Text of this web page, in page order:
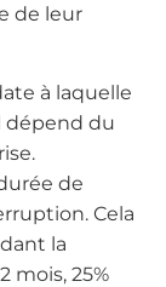
de leur
à laquelle
dépend du
de
Cela
la
mois, 25%